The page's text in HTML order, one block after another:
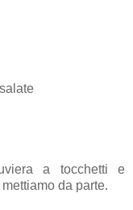
a tocchetti e
da parte.